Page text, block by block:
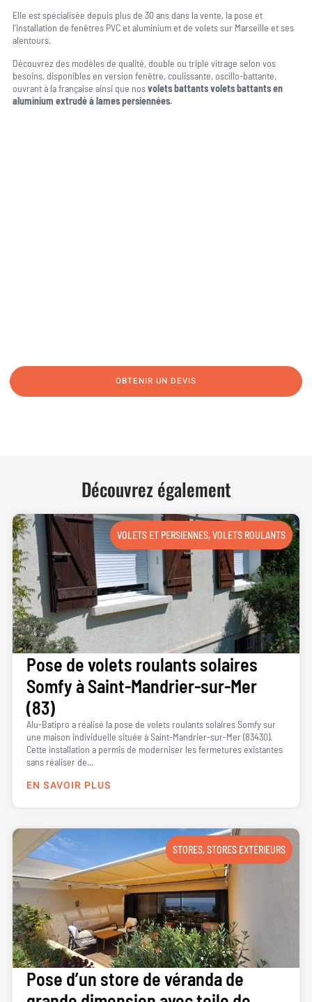
Elle est spécialisée depuis plus de 30 ans dans la vente, la pose et
l’installation de fenêtres PVC et aluminium et de volets sur Marseille et ses
alentours.
Découvrez des modèles de qualité, double ou triple vitrage selon vos
besoins, disponibles en version fenêtre, coulissante, oscillo-battante,
ouvrant à la française ainsi que nosvolets battants volets battants en
aluminium extrudé à lames persiennées.
OBTENIR UN DEVIS
Découvrez également
VOLETS ET PERSIENNES,VOLETS ROULANTS
Pose de volets roulants solaires
Somfy à Saint-Mandrier-sur-Mer
(83)
Alu-Batipro a réalisé la pose de volets roulants solaires Somfy sur
une maison individuelle située à Saint-Mandrier-sur-Mer (83430).
Cette installation a permis de moderniser les fermetures existantes
sans réaliser de...
EN SAVOIR PLUS
STORES,STORES EXTÉRIEURS
Pose d’un store de véranda de